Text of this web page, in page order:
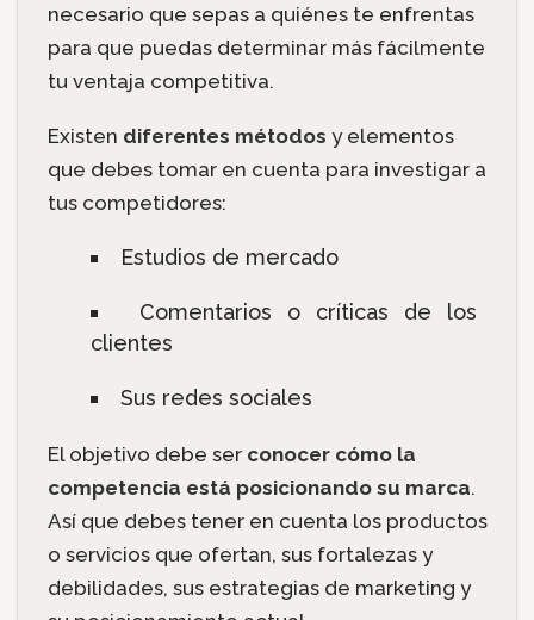
necesario que sepas a quiénes te enfrentas
para que puedas determinar más fácilmente
tu ventaja competitiva.
Existen diferentes métodos y elementos
que debes tomar en cuenta para investigar a
tus competidores:
Estudios de mercado
Comentarios o críticas de los
clientes
Sus redes sociales
El objetivo debe ser conocer cómo la
competencia está posicionando su marca.
Así que debes tener en cuenta los productos
o servicios que ofertan, sus fortalezas y
debilidades, sus estrategias de marketing y